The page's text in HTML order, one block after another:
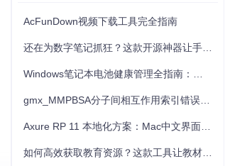
AcFunDown视频下载工具完全指南